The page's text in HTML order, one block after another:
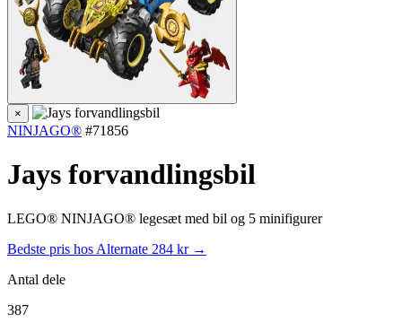
×
NINJAGO® #71856
Jays forvandlingsbil
LEGO® NINJAGO® legesæt med bil og 5 minifigurer
Bedste pris hos Alternate 284 kr →
Antal dele
387